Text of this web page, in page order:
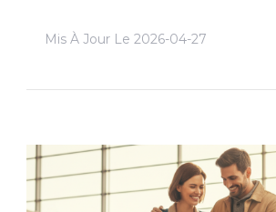
Mis À Jour Le 2026-04-27